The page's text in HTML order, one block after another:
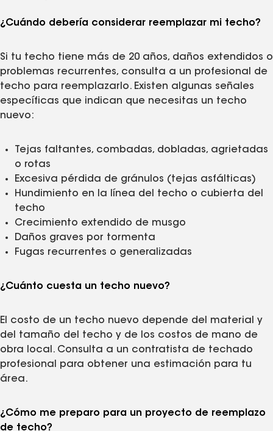
¿Cuándo debería considerar reemplazar mi techo?
Si tu techo tiene más de 20 años, daños extendidos o
problemas recurrentes, consulta a un profesional de
techo para reemplazarlo. Existen algunas señales
específicas que indican que necesitas un techo
nuevo:
Tejas faltantes, combadas, dobladas, agrietadas
o rotas
Excesiva pérdida de gránulos (tejas asfálticas)
Hundimiento en la línea del techo o cubierta del
techo
Crecimiento extendido de musgo
Daños graves por tormenta
Fugas recurrentes o generalizadas
¿Cuánto cuesta un techo nuevo?
El costo de un techo nuevo depende del material y
del tamaño del techo y de los costos de mano de
obra local. Consulta a un contratista de techado
profesional para obtener una estimación para tu
área.
¿Cómo me preparo para un proyecto de reemplazo
de techo?